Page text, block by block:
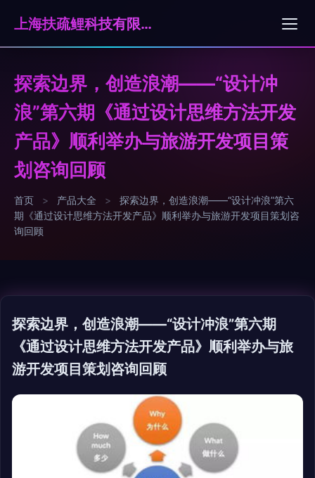
上海扶疏鲤科技有限公司
探索边界，创造浪潮——“设计冲
浪”第六期《通过设计思维方法开发
产品》顺利举办与旅游开发项目策
划咨询回顾
首页 > 产品大全 >
探索边界，创造浪潮——“设计冲浪”第六
期《通过设计思维方法开发产品》顺利举办与旅游开发项目策划咨
询回顾
探索边界，创造浪潮——“设计冲浪”第六期
《通过设计思维方法开发产品》顺利举办与旅
游开发项目策划咨询回顾